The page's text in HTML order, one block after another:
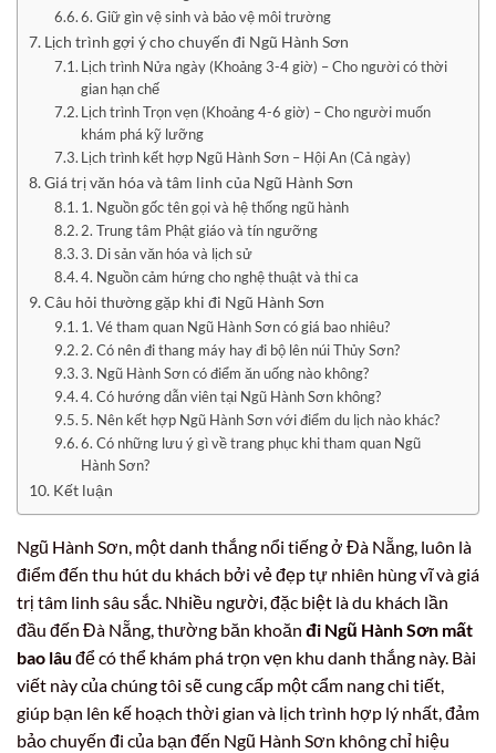
6. Giữ gìn vệ sinh và bảo vệ môi trường
Lịch trình gợi ý cho chuyến đi Ngũ Hành Sơn
Lịch trình Nửa ngày (Khoảng 3-4 giờ) – Cho người có thời
gian hạn chế
Lịch trình Trọn vẹn (Khoảng 4-6 giờ) – Cho người muốn
khám phá kỹ lưỡng
Lịch trình kết hợp Ngũ Hành Sơn – Hội An (Cả ngày)
Giá trị văn hóa và tâm linh của Ngũ Hành Sơn
1. Nguồn gốc tên gọi và hệ thống ngũ hành
2. Trung tâm Phật giáo và tín ngưỡng
3. Di sản văn hóa và lịch sử
4. Nguồn cảm hứng cho nghệ thuật và thi ca
Câu hỏi thường gặp khi đi Ngũ Hành Sơn
1. Vé tham quan Ngũ Hành Sơn có giá bao nhiêu?
2. Có nên đi thang máy hay đi bộ lên núi Thủy Sơn?
3. Ngũ Hành Sơn có điểm ăn uống nào không?
4. Có hướng dẫn viên tại Ngũ Hành Sơn không?
5. Nên kết hợp Ngũ Hành Sơn với điểm du lịch nào khác?
6. Có những lưu ý gì về trang phục khi tham quan Ngũ
Hành Sơn?
Kết luận
Ngũ Hành Sơn, một danh thắng nổi tiếng ở Đà Nẵng, luôn là
điểm đến thu hút du khách bởi vẻ đẹp tự nhiên hùng vĩ và giá
trị tâm linh sâu sắc. Nhiều người, đặc biệt là du khách lần
đầu đến Đà Nẵng, thường băn khoăn đi Ngũ Hành Sơn mất
bao lâu để có thể khám phá trọn vẹn khu danh thắng này. Bài
viết này của chúng tôi sẽ cung cấp một cẩm nang chi tiết,
giúp bạn lên kế hoạch thời gian và lịch trình hợp lý nhất, đảm
bảo chuyến đi của bạn đến Ngũ Hành Sơn không chỉ hiệu